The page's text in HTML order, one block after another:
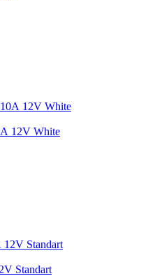
12V White
Standart